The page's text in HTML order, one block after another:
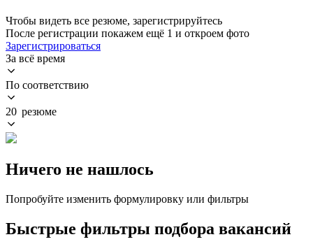
Чтобы видеть все резюме, зарегистрируйтесь
После регистрации покажем ещё 1 и откроем фото
Зарегистрироваться
За всё время
По соответствию
20 резюме
Ничего не нашлось
Попробуйте изменить формулировку или фильтры
Быстрые фильтры подбора вакансий